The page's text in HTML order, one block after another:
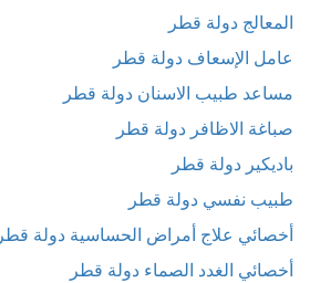
المعالج دولة قطر
عامل الإسعاف دولة قطر
مساعد طبيب الاسنان دولة قطر
صباغة الاظافر دولة قطر
باديكير دولة قطر
طبيب نفسي دولة قطر
أخصائي علاج أمراض الحساسية دولة قطر
أخصائي الغدد الصماء دولة قطر